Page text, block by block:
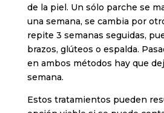
de la piel. Un sólo parche se
una semana, se cambia por
repite 3 semanas seguidas,
brazos, glúteos o espalda.
en ambos métodos hay que
semana.
Estos tratamientos pueden